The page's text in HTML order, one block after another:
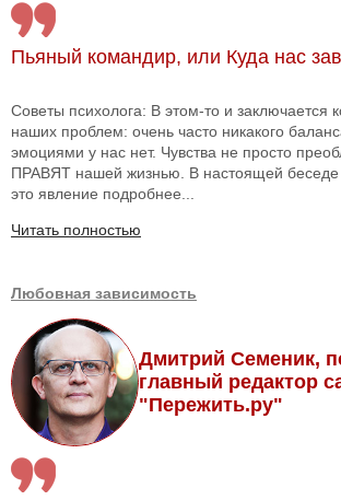
Пьяный командир, или Куда нас
Советы психолога: В этом-то и заключается
наших проблем: очень часто никакого
эмоциями у нас нет. Чувства не просто
ПРАВЯТ нашей жизнью. В настоящей
это явление подробнее...
Читать полностью
Любовная зависимость
Дмитрий Семеник,
главный редактор
"Пережить.ру"